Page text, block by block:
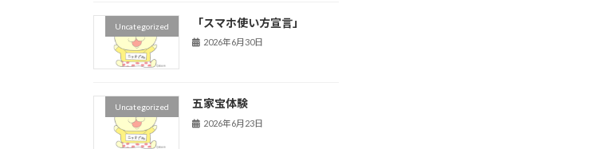
Uncategorized 「スマホ使い方宣言」
2026年6月30日
Uncategorized 五家宝体験
2026年6月23日